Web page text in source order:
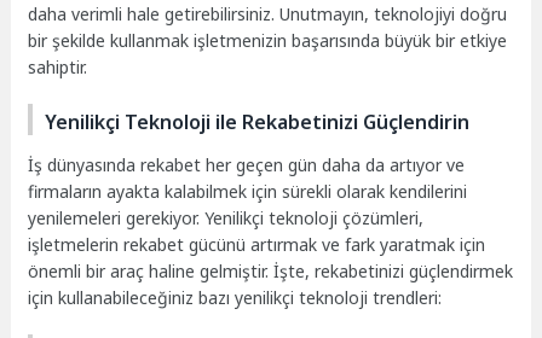
daha verimli hale getirebilirsiniz. Unutmayın, teknolojiyi doğru
bir şekilde kullanmak işletmenizin başarısında büyük bir etkiye
sahiptir.
Yenilikçi Teknoloji ile Rekabetinizi Güçlendirin
İş dünyasında rekabet her geçen gün daha da artıyor ve
firmaların ayakta kalabilmek için sürekli olarak kendilerini
yenilemeleri gerekiyor. Yenilikçi teknoloji çözümleri,
işletmelerin rekabet gücünü artırmak ve fark yaratmak için
önemli bir araç haline gelmiştir. İşte, rekabetinizi güçlendirmek
için kullanabileceğiniz bazı yenilikçi teknoloji trendleri: